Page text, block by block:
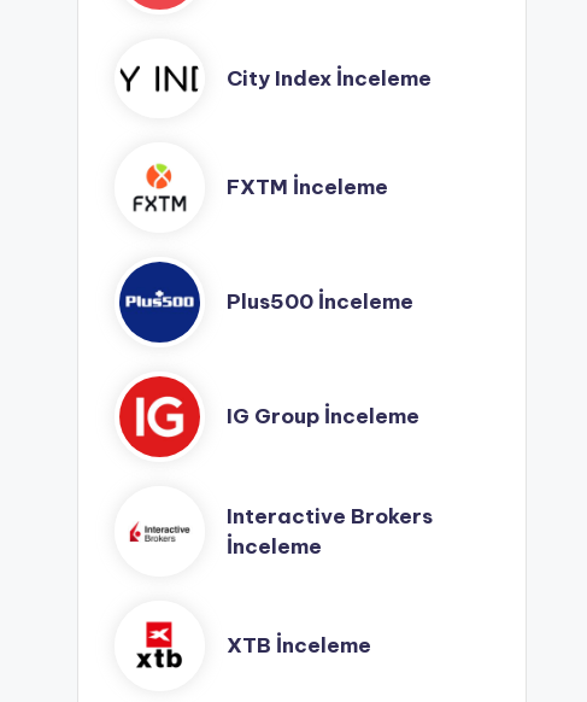
City Index İnceleme
FXTM İnceleme
Plus500 İnceleme
IG Group İnceleme
Interactive Brokers
İnceleme
XTB İnceleme